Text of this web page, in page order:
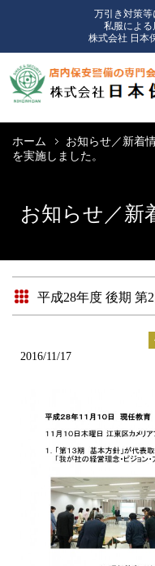
万引き対策
私服による
株式会社 日本
ホーム お知らせ／新着
を実施しました。
お知らせ／新
平成28年度 後期 第
2016/11/17